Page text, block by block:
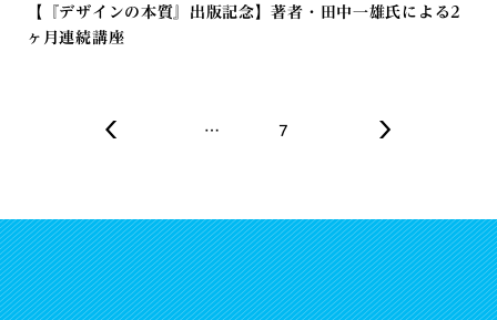
【『デザインの本質』出版記念】著者・田中一雄氏による2
ヶ月連続講座
… 7